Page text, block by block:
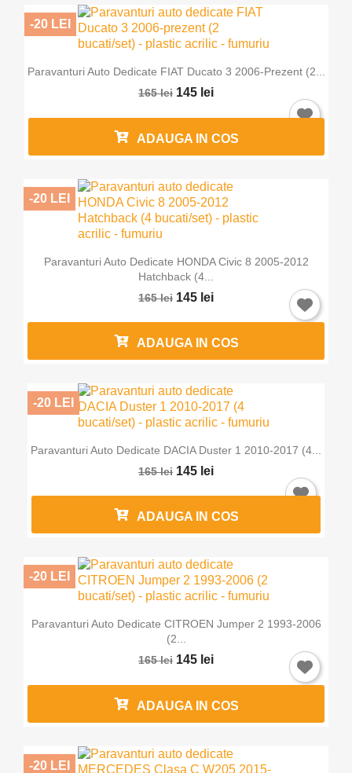
Paravanturi Auto Dedicate FIAT Ducato 3 2006-Prezent (2...
165 lei 145 lei
-20 LEI
ADAUGA IN COS
Paravanturi Auto Dedicate HONDA Civic 8 2005-2012
Hatchback (4...
165 lei 145 lei
-20 LEI
ADAUGA IN COS
Paravanturi Auto Dedicate DACIA Duster 1 2010-2017 (4...
165 lei 145 lei
-20 LEI
ADAUGA IN COS
Paravanturi Auto Dedicate CITROEN Jumper 2 1993-2006
(2...
165 lei 145 lei
-20 LEI
ADAUGA IN COS
-20 LEI
Anuleaza Intra in cont